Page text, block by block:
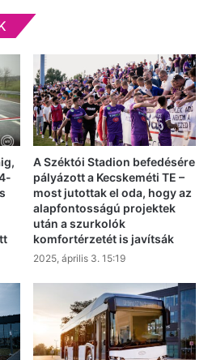
A Széktói Stadion befedésére
pályázott a Kecskeméti TE –
most jutottak el oda, hogy az
alapfontosságú projektek
után a szurkolók
komfortérzetét is javítsák
2025, április 3. 15:19